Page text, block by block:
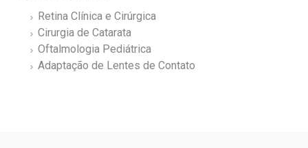
Retina Clínica e Cirúrgica
Cirurgia de Catarata
Oftalmologia Pediátrica
Adaptação de Lentes de Contato